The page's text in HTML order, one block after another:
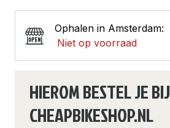
Ophalen in Amsterdam:
Niet op voorraad
HIEROM BESTEL JE BIJ
CHEAPBIKESHOP.NL